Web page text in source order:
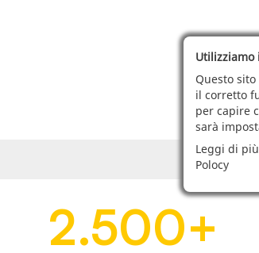
2.500+
Utilizziamo
Questo
il corretto
per capire
sarà
Leggi di
Polocy